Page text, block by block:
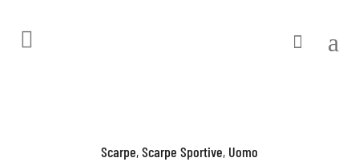
Scarpe,Scarpe Sportive, Uomo